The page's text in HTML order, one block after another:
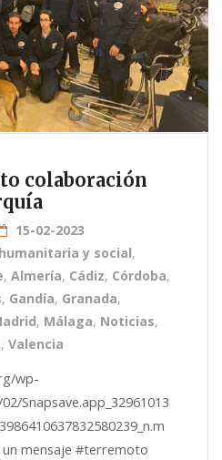
colaboración
15-02-2023
y social,
, Almería, Cádiz, Córdoba,
, Gandía, Granada,
, Málaga, Noticias,
, Valencia
wp-
Snapsave.app_32961013
un mensaje #terremoto